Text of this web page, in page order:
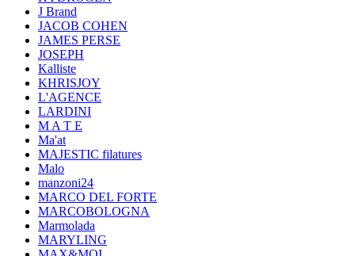
J Brand
JACOB COHEN
JAMES PERSE
JOSEPH
Kalliste
KHRISJOY
L'AGENCE
LARDINI
M A T E
Ma'at
MAJESTIC filatures
Malo
manzoni24
MARCO DEL FORTE
MARCOBOLOGNA
Marmolada
MARYLING